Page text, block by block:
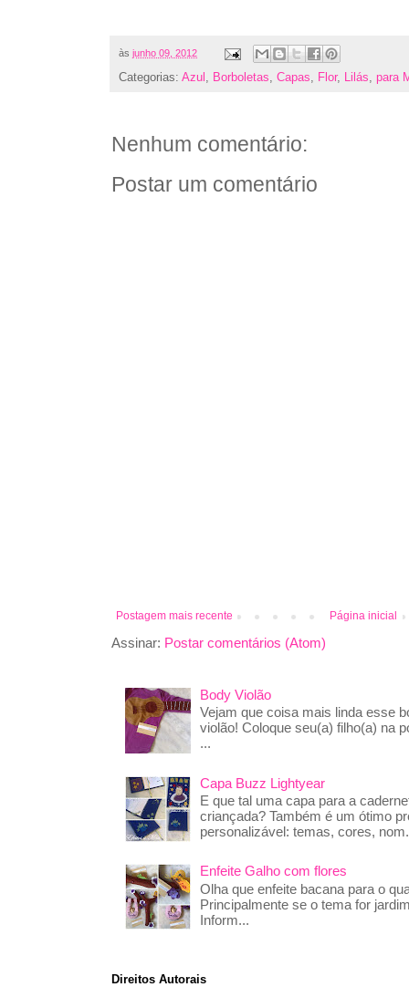
às junho 09, 2012
Categorias: Azul , Borboletas, Capas, Flor, Lilás, para
Nenhum comentário:
Postar um comentário
Postagem mais recente Página inicial
Assinar: Postar comentários (Atom)
Body Violão
Vejam que coisa mais linda esse
violão! Coloque seu(a) filho(a) na
...
Capa Buzz Lightyear
E que tal uma capa para a
criançada? Também é um ótimo
personalizável: temas, cores,
Enfeite Galho com flores
Olha que enfeite bacana para o
Principalmente se o tema for
Inform...
Direitos Autorais